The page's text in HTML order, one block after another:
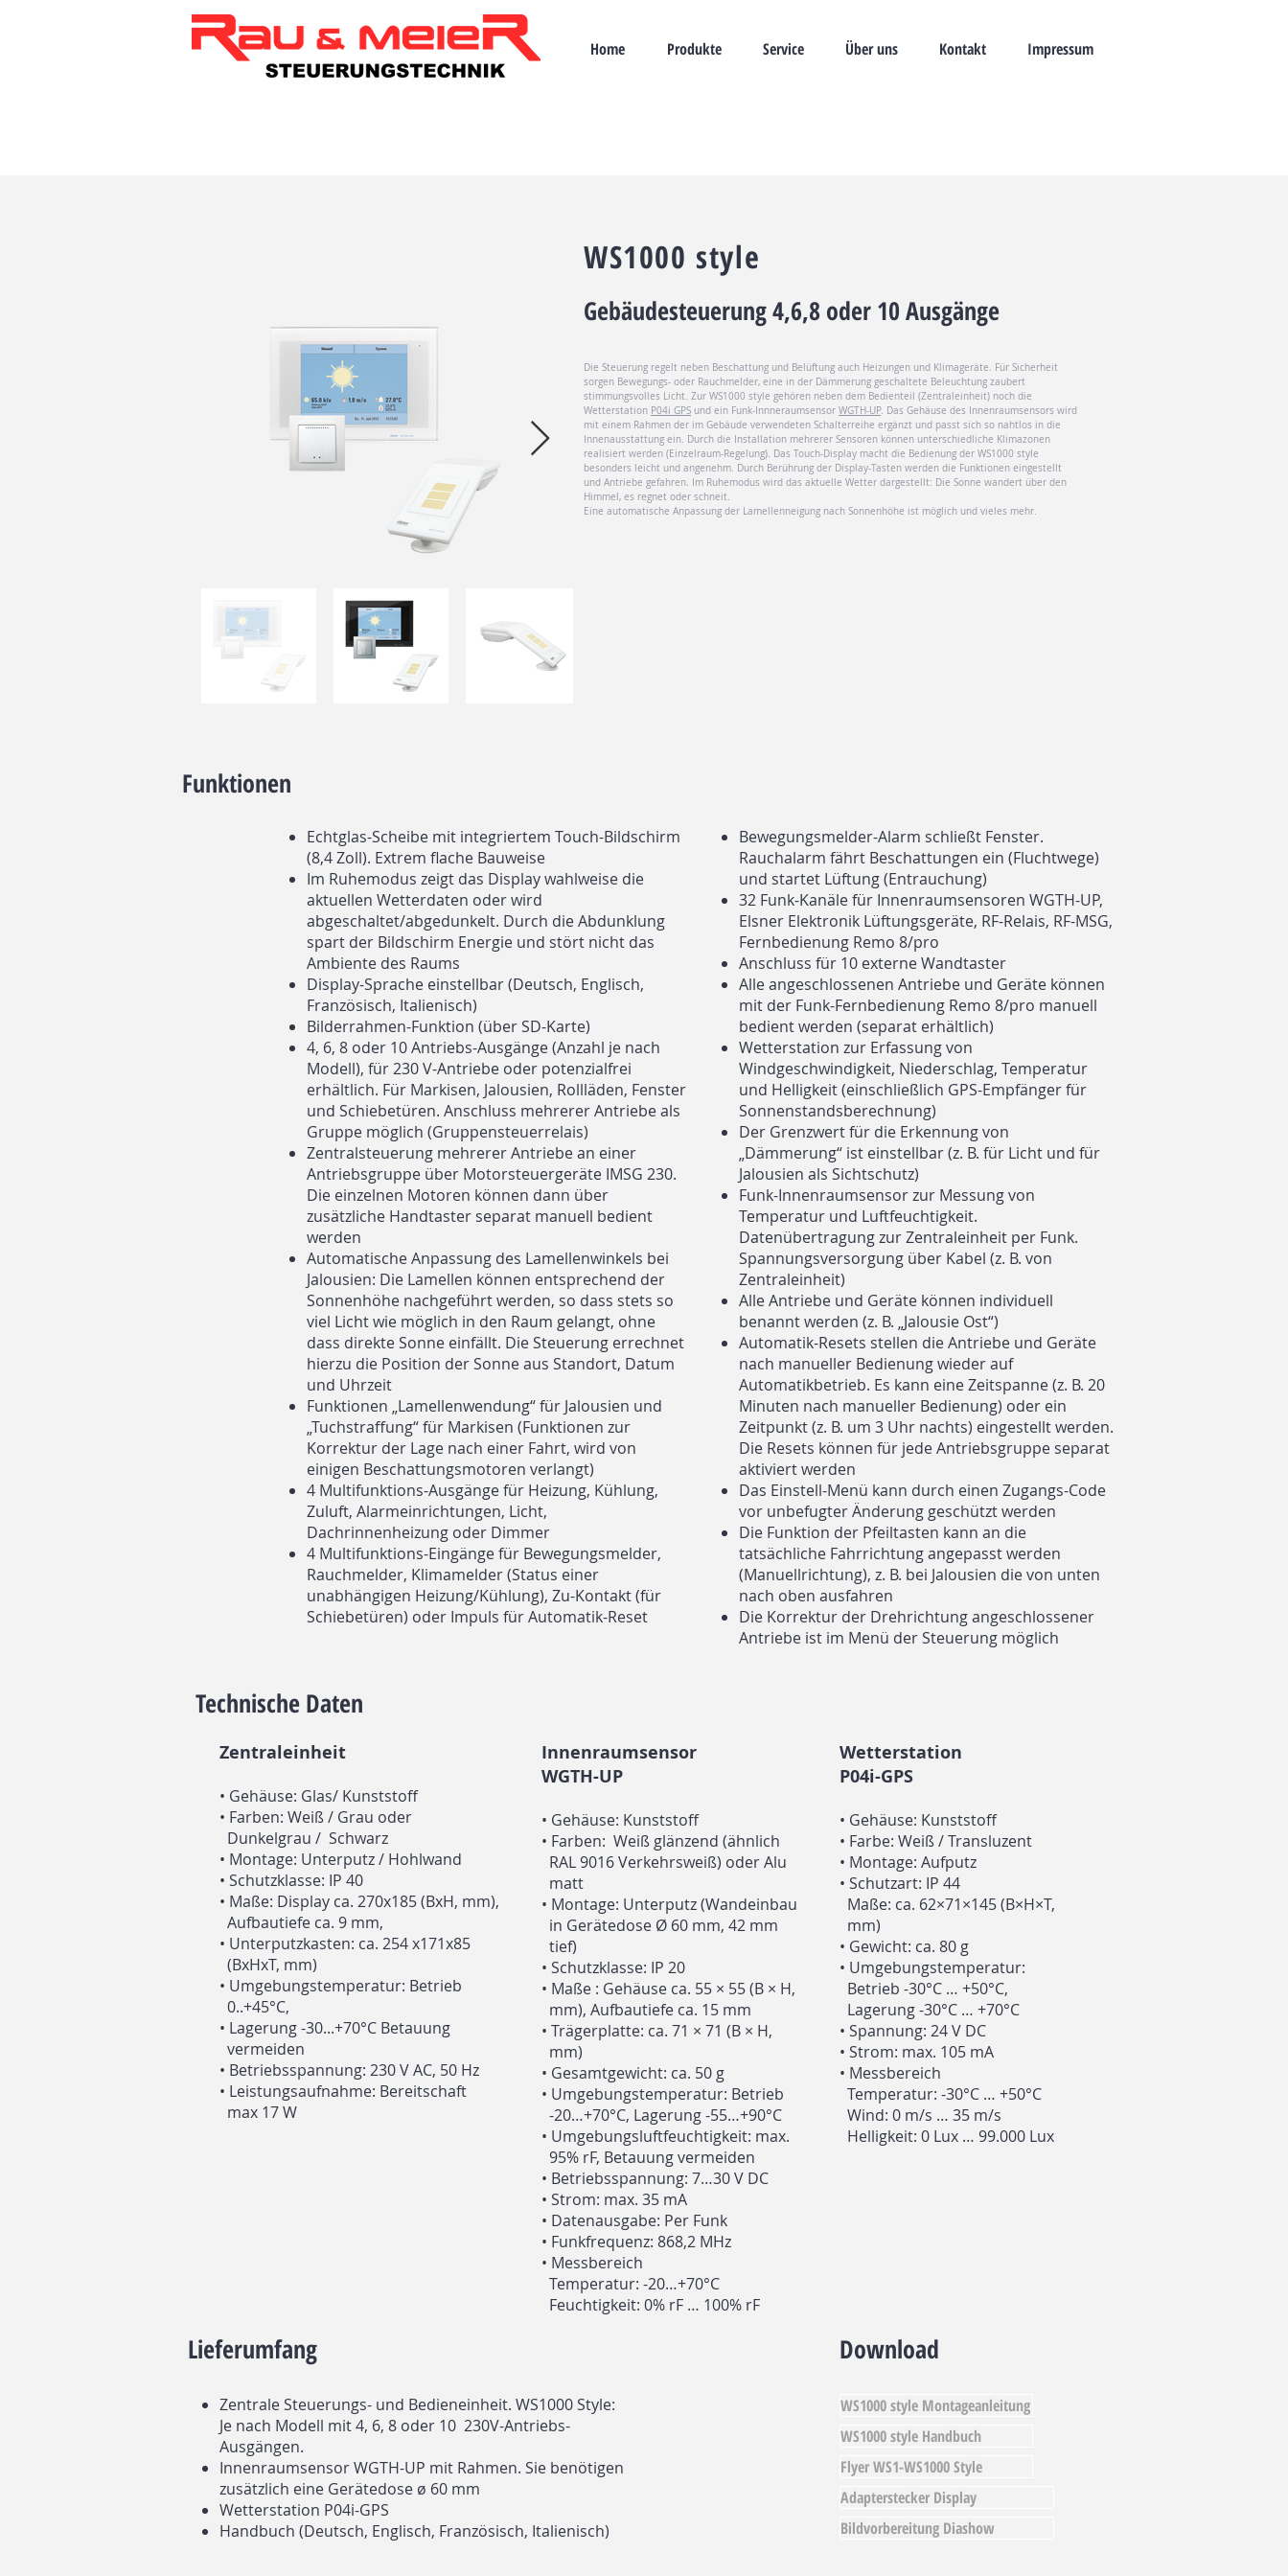
Home Produkte Service Über uns Kontakt Impressum
WS1000 style
Gebäudesteuerung 4,6,8 oder 10 Ausgänge
Die Steuerung regelt neben Beschattung und Belüftung auch Heizungen und Klimageräte. Für Sicherheit
sorgen Bewegungs- oder Rauchmelder, eine in der Dämmerung geschaltete Beleuchtung zaubert
stimmungsvolles Licht. Zur WS1000 style gehören neben dem Bedienteil (Zentraleinheit) noch die
Wetterstation P04i GPS und ein Funk-Innneraumsensor WGTH-UP. Das Gehäuse des Innenraumsensors wird
mit einem Rahmen der im Gebäude verwendeten Schalterreihe ergänzt und passt sich so nahtlos in die
Innenausstattung ein. Durch die Installation mehrerer Sensoren können unterschiedliche Klimazonen
realisiert werden (Einzelraum-Regelung). Das Touch-Display macht die Bedienung der WS1000 style
besonders leicht und angenehm. Durch Berührung der Display-Tasten werden die Funktionen eingestellt
und Antriebe gefahren. Im Ruhemodus wird das aktuelle Wetter dargestellt: Die Sonne wandert über den
Himmel, es regnet oder schneit.
Eine automatische Anpassung der Lamellenneigung nach Sonnenhöhe ist möglich und vieles mehr.
Funktionen
Echtglas-Scheibe mit integriertem Touch-Bildschirm
(8,4 Zoll). Extrem flache Bauweise
Im Ruhemodus zeigt das Display wahlweise die
aktuellen Wetterdaten oder wird
abgeschaltet/abgedunkelt. Durch die Abdunklung
spart der Bildschirm Energie und stört nicht das
Ambiente des Raums
Display-Sprache einstellbar (Deutsch, Englisch,
Französisch, Italienisch)
Bilderrahmen-Funktion (über SD-Karte)
4, 6, 8 oder 10 Antriebs-Ausgänge (Anzahl je nach
Modell), für 230 V-Antriebe oder potenzialfrei
erhältlich. Für Markisen, Jalousien, Rollläden, Fenster
und Schiebetüren. Anschluss mehrerer Antriebe als
Gruppe möglich (Gruppensteuerrelais)
Zentralsteuerung mehrerer Antriebe an einer
Antriebsgruppe über Motorsteuergeräte IMSG 230.
Die einzelnen Motoren können dann über
zusätzliche Handtaster separat manuell bedient
werden
Automatische Anpassung des Lamellenwinkels bei
Jalousien: Die Lamellen können entsprechend der
Sonnenhöhe nachgeführt werden, so dass stets so
viel Licht wie möglich in den Raum gelangt, ohne
dass direkte Sonne einfällt. Die Steuerung errechnet
hierzu die Position der Sonne aus Standort, Datum
und Uhrzeit
Funktionen „Lamellenwendung“ für Jalousien und
„Tuchstraffung“ für Markisen (Funktionen zur
Korrektur der Lage nach einer Fahrt, wird von
einigen Beschattungsmotoren verlangt)
4 Multifunktions-Ausgänge für Heizung, Kühlung,
Zuluft, Alarmeinrichtungen, Licht,
Dachrinnenheizung oder Dimmer
4 Multifunktions-Eingänge für Bewegungsmelder,
Rauchmelder, Klimamelder (Status einer
unabhängigen Heizung/Kühlung), Zu-Kontakt (für
Schiebetüren) oder Impuls für Automatik-Reset
Bewegungsmelder-Alarm schließt Fenster.
Rauchalarm fährt Beschattungen ein (Fluchtwege)
und startet Lüftung (Entrauchung)
32 Funk-Kanäle für Innenraumsensoren WGTH-UP,
Elsner Elektronik Lüftungsgeräte, RF-Relais, RF-MSG,
Fernbedienung Remo 8/pro
Anschluss für 10 externe Wandtaster
Alle angeschlossenen Antriebe und Geräte können
mit der Funk-Fernbedienung Remo 8/pro manuell
bedient werden (separat erhältlich)
Wetterstation zur Erfassung von
Windgeschwindigkeit, Niederschlag, Temperatur
und Helligkeit (einschließlich GPS-Empfänger für
Sonnenstandsberechnung)
Der Grenzwert für die Erkennung von
„Dämmerung“ ist einstellbar (z. B. für Licht und für
Jalousien als Sichtschutz)
Funk-Innenraumsensor zur Messung von
Temperatur und Luftfeuchtigkeit.
Datenübertragung zur Zentraleinheit per Funk.
Spannungsversorgung über Kabel (z. B. von
Zentraleinheit)
Alle Antriebe und Geräte können individuell
benannt werden (z. B. „Jalousie Ost“)
Automatik-Resets stellen die Antriebe und Geräte
nach manueller Bedienung wieder auf
Automatikbetrieb. Es kann eine Zeitspanne (z. B. 20
Minuten nach manueller Bedienung) oder ein
Zeitpunkt (z. B. um 3 Uhr nachts) eingestellt werden.
Die Resets können für jede Antriebsgruppe separat
aktiviert werden
Das Einstell-Menü kann durch einen Zugangs-Code
vor unbefugter Änderung geschützt werden
Die Funktion der Pfeiltasten kann an die
tatsächliche Fahrrichtung angepasst werden
(Manuellrichtung), z. B. bei Jalousien die von unten
nach oben ausfahren
Die Korrektur der Drehrichtung angeschlossener
Antriebe ist im Menü der Steuerung möglich
Technische Daten
Zentraleinheit
• Gehäuse: Glas/ Kunststoff
• Farben: Weiß / Grau oder
Dunkelgrau / Schwarz
• Montage: Unterputz / Hohlwand
• Schutzklasse: IP 40
• Maße: Display ca. 270x185 (BxH, mm),
Aufbautiefe ca. 9 mm,
• Unterputzkasten: ca. 254 x171x85
(BxHxT, mm)
• Umgebungstemperatur: Betrieb
0..+45°C,
• Lagerung -30...+70°C Betauung
vermeiden
• Betriebsspannung: 230 V AC, 50 Hz
• Leistungsaufnahme: Bereitschaft
max 17 W
Innenraumsensor
WGTH-UP
• Gehäuse: Kunststoff
• Farben: Weiß glänzend (ähnlich
RAL 9016 Verkehrsweiß) oder Alu
matt
• Montage: Unterputz (Wandeinbau
in Gerätedose Ø 60 mm, 42 mm
tief)
• Schutzklasse: IP 20
• Maße : Gehäuse ca. 55 × 55 (B × H,
mm), Aufbautiefe ca. 15 mm
• Trägerplatte: ca. 71 × 71 (B × H,
mm)
• Gesamtgewicht: ca. 50 g
• Umgebungstemperatur: Betrieb
-20…+70°C, Lagerung -55…+90°C
• Umgebungsluftfeuchtigkeit: max.
95% rF, Betauung vermeiden
• Betriebsspannung: 7…30 V DC
• Strom: max. 35 mA
• Datenausgabe: Per Funk
• Funkfrequenz: 868,2 MHz
• Messbereich
Temperatur: -20…+70°C
Feuchtigkeit: 0% rF … 100% rF
Lieferumfang
Zentrale Steuerungs- und Bedieneinheit. WS1000 Style:
Je nach Modell mit 4, 6, 8 oder 10 230V-Antriebs-
Ausgängen.
Innenraumsensor WGTH-UP mit Rahmen. Sie benötigen
zusätzlich eine Gerätedose ø 60 mm
Wetterstation P04i-GPS
Handbuch (Deutsch, Englisch, Französisch, Italienisch)
Wetterstation
P04i-GPS
• Gehäuse: Kunststoff
• Farbe: Weiß / Transluzent
• Montage: Aufputz
• Schutzart: IP 44
Maße: ca. 62×71×145 (B×H×T,
mm)
• Gewicht: ca. 80 g
• Umgebungstemperatur:
Betrieb -30°C … +50°C,
Lagerung -30°C … +70°C
• Spannung: 24 V DC
• Strom: max. 105 mA
• Messbereich
Temperatur: -30°C … +50°C
Wind: 0 m/s … 35 m/s
Helligkeit: 0 Lux … 99.000 Lux
Download
WS1000 style Montageanleitung
WS1000 style Handbuch
Flyer WS1-WS1000 Style
Adapterstecker Display
Bildvorbereitung Diashow